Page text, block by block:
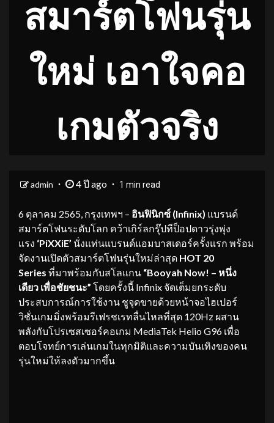
สมาร์ตโฟนรุ่น
ใหม่ เอาใจคอ
เกมตัวจริง
admin 4 ปี ago 1 min read
6 ตุลาคม 2565, กรุงเทพฯ – อินฟินิกซ์ (Infinix) แบรนด์
สมาร์ตโฟนระดับโลก คว้าเกิร์ลกรุ๊ปทีป็อปดาวรุ่งพุ่ง
แรง ‘PiXXiE’ นั่งแท่นแบรนด์แอมบาสเดอร์ครั้งแรก พร้อม
จัดงานเปิดตัวสมาร์ตโฟนรุ่นใหม่ล่าสุด HOT 20
Series ที่มาพร้อมกับสโลแกน “Booyah Now! – หนึ่ง
เดียว เพื่อชัยชนะ” โดยครั้งนี้ Infinix จัดเต็มยกระดับ
ประสบการณ์การใช้งาน ชูจุดขายด้วยหน้าจอไฮเปอร์
วิชั่นเกมมิ่งพร้อมรีเฟรชเรทลื่นไหลที่สุด 120Hz ผสาน
พลังกับโปรเซสเซอร์คอเกม MediaTek Helio G96 เพื่อ
ตอบโจทย์การเล่นเกมในทุกมิติและความบันเทิงของคน
รุ่นใหม่ให้ลงตัวมากขึ้น